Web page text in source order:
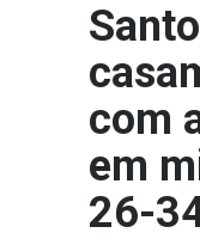
com
em
26-